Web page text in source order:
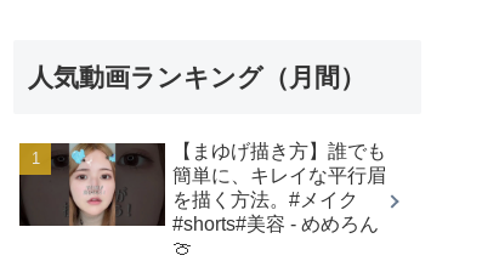
人気動画ランキング（月間）
【まゆげ描き方】誰でも
簡単に、キレイな平行眉
を描く方法。#メイク
#shorts#美容 - めめろん
🍈